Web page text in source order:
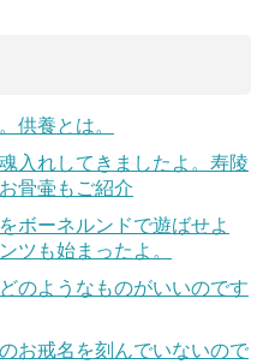
供養とは。
入れしてきましたよ。寿陵
骨壷もご紹介
ボーネルンドで遊ばせよ
ツも始まったよ。
のようなものがいいのです
お戒名を刻んでいないので